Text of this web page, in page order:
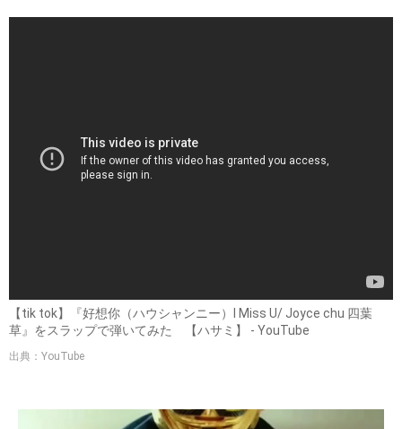
【tik tok】『好想你（ハウシャンニー）I Miss U/ Joyce chu 四葉
草』をスラップで弾いてみた 【ハサミ】 - YouTube
出典：YouTube